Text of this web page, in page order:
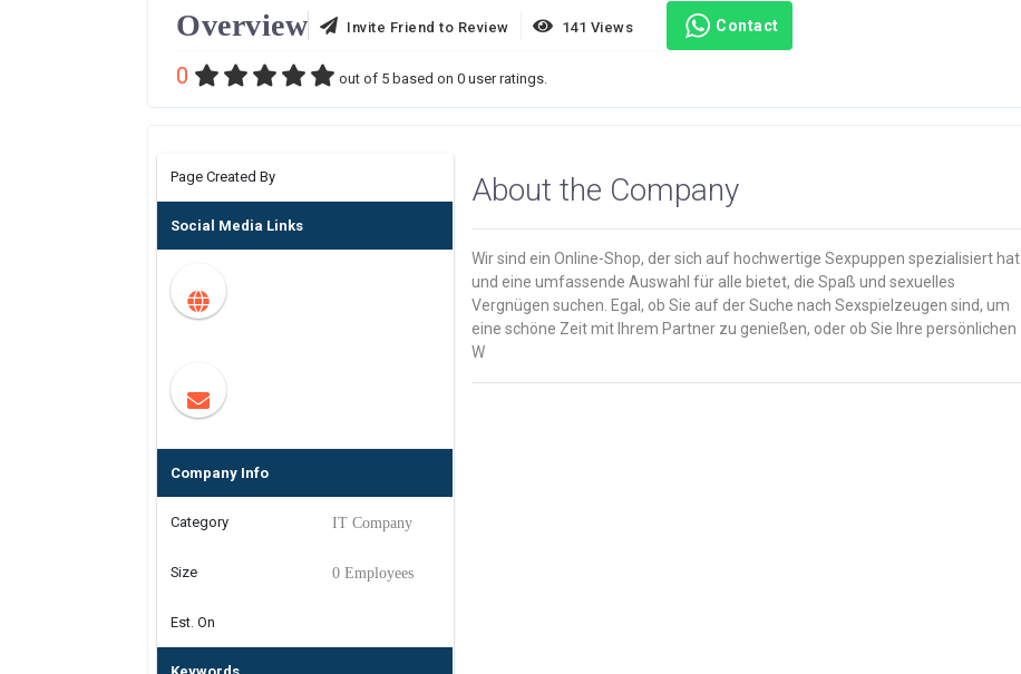
Overview Invite Friend to Review 141 Views Contact
0 out of 5 based on 0 user ratings.
Page Created By
Social Media Links
Company Info
Category IT Company
Size 0 Employees
Est. On
About the Company
Wir sind ein Online-Shop, der sich auf hochwertige Sexpuppen spezialisiert hat
und eine umfassende Auswahl für alle bietet, die Spaß und sexuelles
Vergnügen suchen. Egal, ob Sie auf der Suche nach Sexspielzeugen sind, um
eine schöne Zeit mit Ihrem Partner zu genießen, oder ob Sie Ihre persönlichen
W